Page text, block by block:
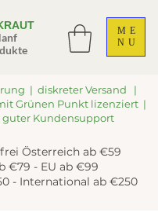
ME
NU
| diskreter Versand |
Grünen Punkt lizenziert |
Kundensupport
Österreich ab €59
€79 - EU ab €99
- International ab €250